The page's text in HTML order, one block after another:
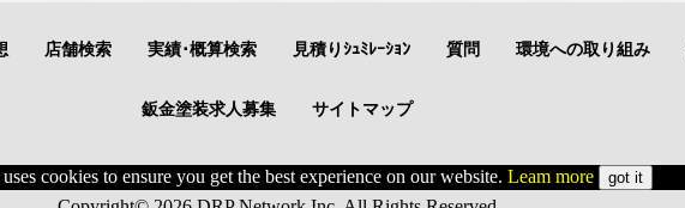
店舗検索 実績･概算検索 見積りｼｭﾐﾚｰｼｮﾝ 質問 環境への取り組み
鈑金塗装求人募集 サイトマップ
cookies to ensure you get the best experience on our website. Leam more got it